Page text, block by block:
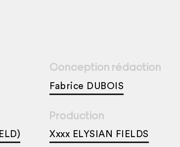
Conception rédaction
Fabrice DUBOIS
Production
Xxxx ELYSIAN FIELDS